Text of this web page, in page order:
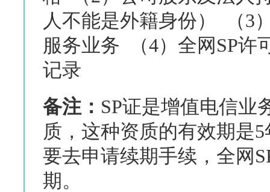
人不能是外籍身份） （3
服务业务 （4）全网SP许
记录
备注： SP证是增值电信业
质，这种资质的有效期是
要去申请续期手续，全网
期。